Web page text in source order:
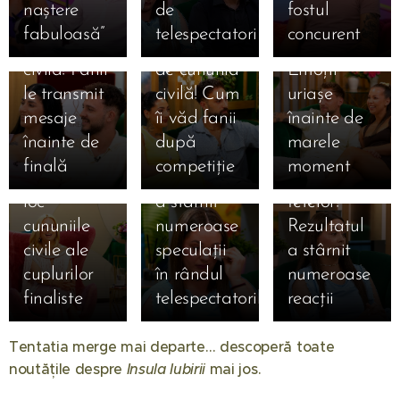
naștere
fabuloasă”
de
telespectatori
fostul
concurent
la doar o zi
de cununia
civilă! Fanii
le transmit
mesaje
înainte de
finală
Alexandru,
la un pas
de cununia
civilă! Cum
îi văd fanii
după
competiție
cununia
civilă!
Emoții
uriașe
înainte de
marele
moment
15.07.2026
Simona
Gherghe
anunță
ediția
specială de
mâine! Au
loc
cununiile
civile ale
cuplurilor
finaliste
15.07.2026
Claudia a
izbucnit în
lacrimi la
Mireasa!
Momentul
a stârnit
numeroase
speculații
în rândul
telespectatorilor
15.07.2026
Claudia,
salvată
după ce a
ocupat
locul 3 în
topul
fetelor!
Rezultatul
a stârnit
numeroase
reacții
Tentatia merge mai departe… descoperă toate
noutățile despre Insula Iubirii mai jos. 🔥
01.08.2026
Insula
Iubirii
25.12.2025
24.11.2025
Ella de la
"Insula
Iubirii",
🔥 ȘOC în
televiziune!